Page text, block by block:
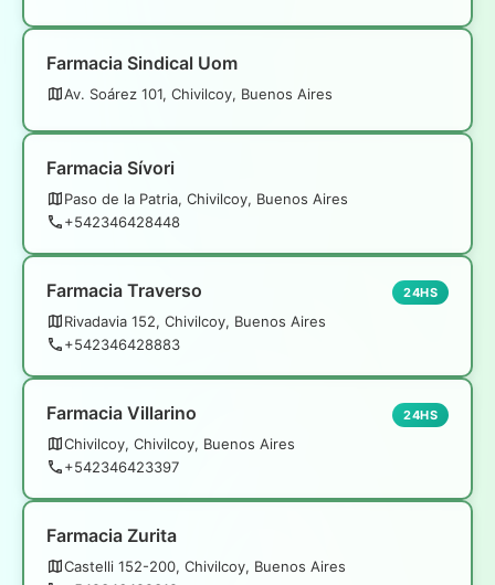
Farmacia Sindical Uom
Av. Soárez 101, Chivilcoy, Buenos Aires
Farmacia Sívori
Paso de la Patria, Chivilcoy, Buenos Aires
+542346428448
Farmacia Traverso
Rivadavia 152, Chivilcoy, Buenos Aires
+542346428883
24HS
Farmacia Villarino
Chivilcoy, Chivilcoy, Buenos Aires
+542346423397
24HS
Farmacia Zurita
Castelli 152-200, Chivilcoy, Buenos Aires